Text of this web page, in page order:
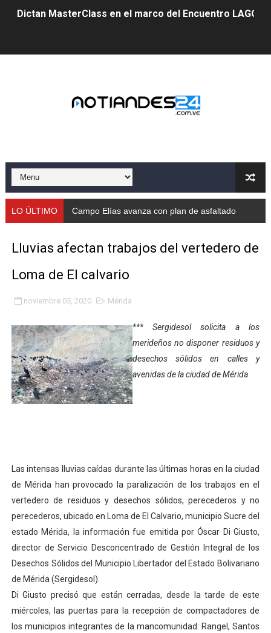
Dictan MasterClass en el marco del Encuentro LAGO
Gobernador Arnaldo Sánchez apadrina a más de 993
Mérida fortalece su reserva deportiva de cara a
Gobernación de Mérida instalará mesa de trabajo con
Fundecem ofrece taller de bordado en punto de cruz
Hospital universitario muestra sus avances en visita
Instituto Nacional de Nutrición celebra Semana
Gobernación de Mérida fortalece el desarrollo
Campo Elías consolida plan de bacheo en el sector La
Fundecem inició con éxito el taller vacacional de
El Lactario del Iahula celebra la Semana Mundial de la
Plan Vacacional "Venezuela Ríe 2026" brinda
Iniciación al yoga reúne a diversos clubes deportivos
LO ÚLTIMO Campo Elías avanza con plan de asfaltado
Lluvias afectan trabajos del vertedero de
Loma de El calvario
noviembre 05, 2020 Mérida
*** Sergidesol solicita a los
merideños no disponer residuos y
desechos sólidos en calles y
avenidas de la ciudad de Mérida
Las intensas lluvias caídas durante las últimas horas en la ciudad
de Mérida han provocado la paralización de los trabajos en el
vertedero de residuos y desechos sólidos, perecederos y no
perecederos, ubicado en Loma de El Calvario, municipio Sucre del
estado Mérida, la información fue emitida por Óscar Di Giusto,
director de Servicio Desconcentrado de Gestión Integral de los
Desechos Sólidos del Municipio Libertador del Estado Bolivariano
de Mérida (Sergidesol).
Di Giusto precisó que están cerradas, desde la tarde de este
miércoles, las puertas para la recepción de compactadores de
los municipios integrantes de la mancomunidad: Rangel, Santos